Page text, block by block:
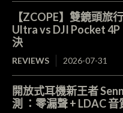
【ZCOPE】雙鏡頭旅
Ultra vs DJI Pocket
決
REVIEWS 2026-07-31
開放式耳機新王者
測 ：零漏聲 + LDAC